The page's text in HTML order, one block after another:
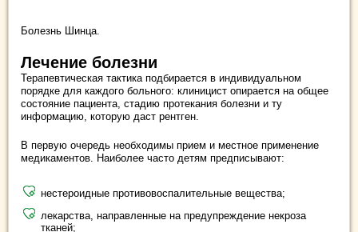
Болезнь Шинца.
Лечение болезни
Терапевтическая тактика подбирается в индивидуальном
порядке для каждого больного: клиницист опирается на общее
состояние пациента, стадию протекания болезни и ту
информацию, которую даст рентген.
В первую очередь необходимы прием и местное применение
медикаментов. Наиболее часто детям предписывают:
нестероидные противовоспалительные вещества;
лекарства, направленные на предупреждение некроза
тканей;